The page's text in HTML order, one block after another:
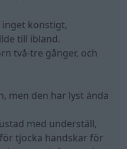
konstigt,
till ibland.
två-tre gånger, och
men den har lyst ända
med underställ,
tjocka handskar för